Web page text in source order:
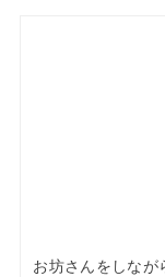
お坊さんをしなが